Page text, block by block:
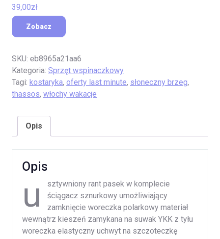
39,00zł
Zobacz
SKU: eb8965a21aa6
Kategoria: Sprzęt wspinaczkowy
Tagi: kostaryka, oferty last minute, słoneczny brzeg,
thassos, włochy wakacje
Opis
Opis
u
sztywniony rant pasek w komplecie
ściągacz sznurkowy umożliwiający
zamknięcie woreczka polarkowy materiał
wewnątrz kieszeń zamykana na suwak YKK z tyłu
woreczka elastyczny uchwyt na szczoteczkę